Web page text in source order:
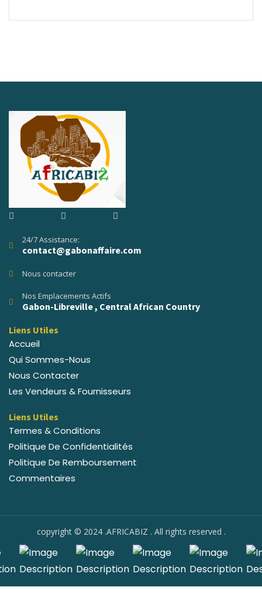
24/7 Assistance:
contact@gabonaffaire.com
Nous contacter
Nos Emplacements Actifs
Gabon-Libreville , Central African Country
Liens Utiles
Accueil
Qui Sommes-Nous
Nous Contacter
Les Vendeurs & Fournisseurs
Liens Utiles
Termes & Conditions
Politique De Confidentialités
Politique De Remboursement
Commentaires
copyright © 2024 .AFRICABIZ . All rights reserved .